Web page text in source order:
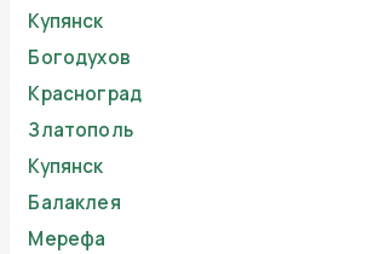
Купянск
Богодухов
Красноград
Златополь
Купянск
Балаклея
Мерефа